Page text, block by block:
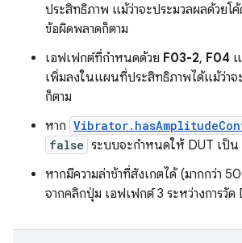
ประสิทธิภาพ แม้ว่าจะประมวลผลด้วยโ
ข้อผิดพลาดก็ตาม
เอฟเฟกต์ที่กำหนดด้วย F03-2, F04
เพิ่มลงในแผนที่ประสิทธิภาพได้แม้ว่าจ
ก็ตาม
หาก
false ระบบจะกำหนดให้ DUT เป็น
หากมีความล่าช้าที่สังเกตได้ (มากกว่า
จากคลิกปุ่ม เอฟเฟกต์ 3 ระหว่างการวัด